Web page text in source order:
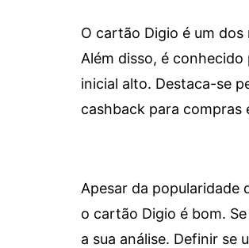
O cartão Digio é um
Além disso, é
inicial alto. Destaca-se
cashback para compras
Apesar da popularidade
o cartão Digio é bom.
a sua análise. Definir se